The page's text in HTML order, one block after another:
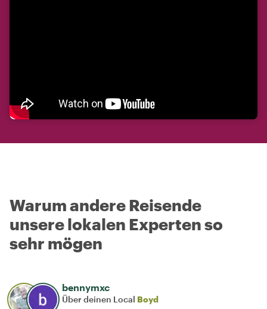
Warum andere Reisende
unsere lokalen Experten so
sehr mögen
bennymxc
Über deinen Local Boyd